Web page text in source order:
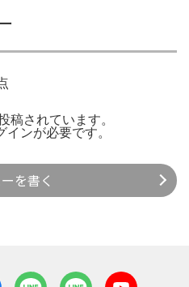
稿されています。
インが必要です。
を書く